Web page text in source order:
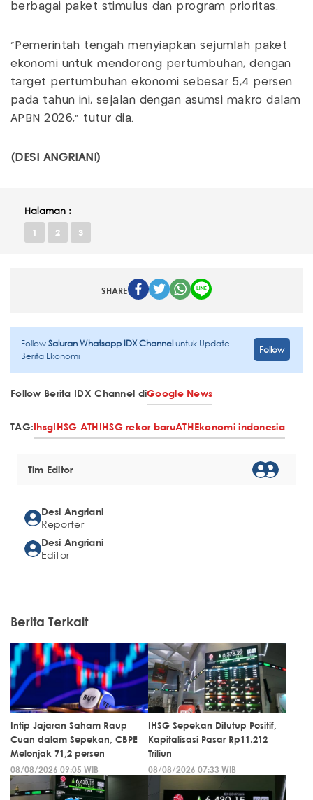
berbagai paket stimulus dan program prioritas.
“Pemerintah tengah menyiapkan sejumlah paket
ekonomi untuk mendorong pertumbuhan, dengan
target pertumbuhan ekonomi sebesar 5,4 persen
pada tahun ini, sejalan dengan asumsi makro dalam
APBN 2026,” tutur dia.
(DESI ANGRIANI)
Halaman :
1 2 3
SHARE
FollowSaluran Whatsapp IDX Channeluntuk Update
Berita Ekonomi
Follow
Follow Berita IDX Channel diGoogle News
TAG:IhsgIHSG ATHIHSG rekor baruATHEkonomi indonesia
Tim Editor
Desi Angriani
Reporter
Desi Angriani
Editor
Berita Terkait
Intip Jajaran Saham Raup
Cuan dalam Sepekan, CBPE
Melonjak 71,2 persen
08/08/2026 09:05 WIB
IHSG Sepekan Ditutup Positif,
Kapitalisasi Pasar Rp11.212
Triliun
08/08/2026 07:33 WIB